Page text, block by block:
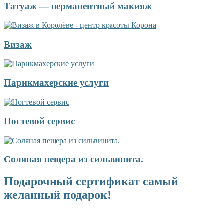
Татуаж — перманентный макияж
Визаж
Парикмахерские услуги
Ногтевой сервис
Соляная пещера из сильвинита.
Подарочный сертификат самый
желанный подарок!